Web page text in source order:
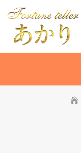
content